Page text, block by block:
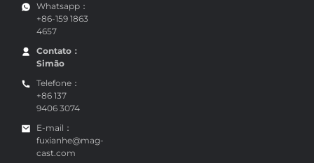
Whatsapp：
+86-159 1863
4657
Contato：
Simão
Telefone：
+86 137
9406 3074
E-mail：
fuxianhe@mag-
cast.com